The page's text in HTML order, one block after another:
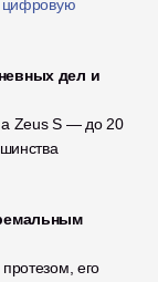
цифровую
дел и
а Zeus S — до 20
его